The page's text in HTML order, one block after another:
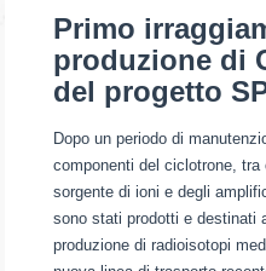
Primo
produzione di
del progetto
Dopo un periodo di
componenti del ciclotrone,
sorgente di ioni e degli
sono stati prodotti e destinati
produzione di radioisotopi